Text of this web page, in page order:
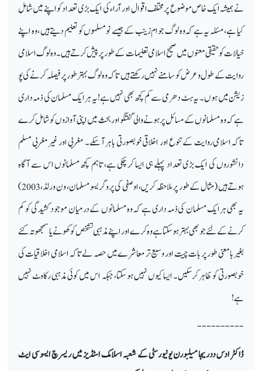
نے ہمیشہ ایک خاص موضوع پر مختلف اقوال اور آراء کی ایک بڑی تعداد کو اپنے میں شامل
کیا ہے، مسئلہ یہ ہے کہ وہ لوگ جوام زینب کے جیسے نو مسلموں کو تعلیم دیتے ہیں ، وہ اپنے
خیالات کو حقیقی معنوں میں صحیح اسلامی تعلیمات کے طور پر پیش کرتے ہیں۔ وہ لوگ اسلامی
روایت کے طول و عرض کو سامنے نہیں رکھتے ہیں تاکہ وہ لوگ بہتر طور پر فیصلہ کرنے کی پو
زیشن میں ہوں۔ یہ ہٹ دھرمی سے کم کچھ بھی نہیں ہے! یہ ہر ایک مسلمان کی ذمہ داری
ہے کہ وہ مسلمانوں کے مسائل پر ہونے والی گفتگو اور بحث میں اپنی آوازوں کوشامل کرے
تاکہ اسلامی روایت کے تنوع اور اخلاقی خوبصورتی باہر آ سکے۔ مغربی اور غیر مغربی مسلم
دانشوروں کی ایک بڑی تعداد پہلے ہی ایسا کر چکی ہے، تاہم کچھ مسلمانوں اس سے آگاہ
ہوتے ہیں (مثال کے طور پر ملاحظہ کریں، او صفی کی پروگریسو مسلمان، ون ورلڈ، 2003)
یہ بھی ہر ایک مسلمان کی ذمہ داری ہے کہ وہ مسلمانوں کے درمیان موجود کشیدگی کو کم
کرنے کے لئے جو بھی بہتر ہو سکتا ہے وہ کرے اور اپنے مذہبی تشخص کو کھونے یا سمجھوتہ کئے
بغیر با معنی طور پر بات چیت اور وسیع تر معاشرے میں حصہ لے تاکہ اسلامی اخلاقیات کی
خوبصورتی کو ظاہر کر سکیں۔ ایسا کیوں نہیں ہو سکتا، جبکہ اس میں کوئی مذہبی رکاوٹ نہیں
ہے!
----------
ڈاکٹر ادس ددریجا میلبورن یونیورسٹی کے شعبہ اسلامک اسٹڈیز میں ریسرچ ایسوسی ایٹ